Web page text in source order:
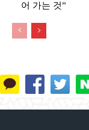
어 가는 것”